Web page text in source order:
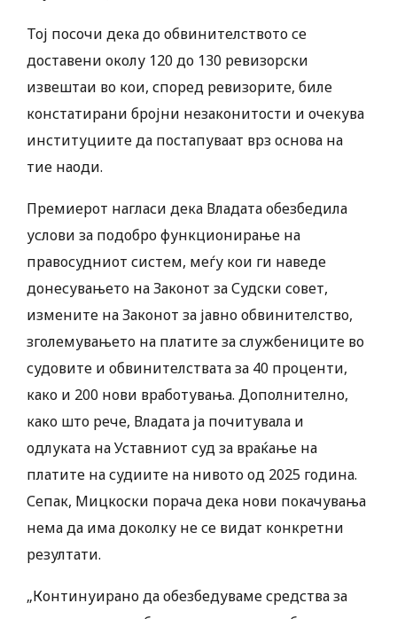
Тој посочи дека до обвинителството се
доставени околу 120 до 130 ревизорски
извештаи во кои, според ревизорите, биле
констатирани бројни незаконитости и очекува
институциите да постапуваат врз основа на
тие наоди.
Премиерот нагласи дека Владата обезбедила
услови за подобро функционирање на
правосудниот систем, меѓу кои ги наведе
донесувањето на Законот за Судски совет,
измените на Законот за јавно обвинителство,
зголемувањето на платите за службениците во
судовите и обвинителствата за 40 проценти,
како и 200 нови вработувања. Дополнително,
како што рече, Владата ја почитувала и
одлуката на Уставниот суд за враќање на
платите на судиите на нивото од 2025 година.
Сепак, Мицкоски порача дека нови покачувања
нема да има доколку не се видат конкретни
резултати.
„Континуирано да обезбедуваме средства за